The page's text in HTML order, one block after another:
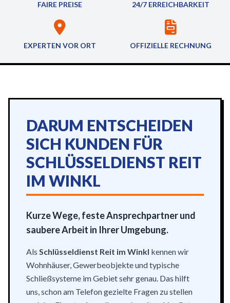
FAIRE PREISE 24/7 ERREICHBARKEIT
EXPERTEN VOR ORT OFFIZIELLE RECHNUNG
DARUM ENTSCHEIDEN
SICH KUNDEN FÜR
SCHLÜSSELDIENST REIT
IM WINKL
Kurze Wege, feste Ansprechpartner und
saubere Arbeit in Ihrer Umgebung.
Als Schlüsseldienst Reit im Winkl kennen wir
Wohnhäuser, Gewerbeobjekte und typische
Schließsysteme im Gebiet sehr genau. Das hilft
uns, schon am Telefon gezielte Fragen zu stellen